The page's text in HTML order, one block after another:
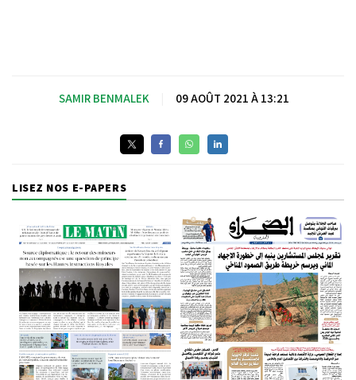
SAMIR BENMALEK 09 AOÛT 2021 À 13:21
LISEZ NOS E-PAPERS